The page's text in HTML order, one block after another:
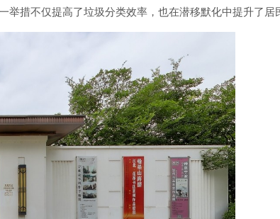
措不仅提高了垃圾分类效率，也在潜移默化中提升了居